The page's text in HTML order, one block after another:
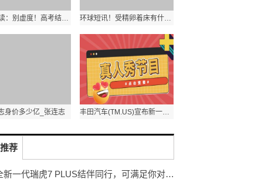
环球速读：别虚度！高考结束后值得打卡的20件事 环球短讯！受精卵着床有什么症状（受精卵着床）
身价多少亿_张连志 丰田汽车(TM.US)宣布新一代电池电动汽车计划后 股价飙升5%-头条焦点
荐
与全新一代瑞虎7 PLUS结伴同行，可满足你对盛夏出游的美好想象